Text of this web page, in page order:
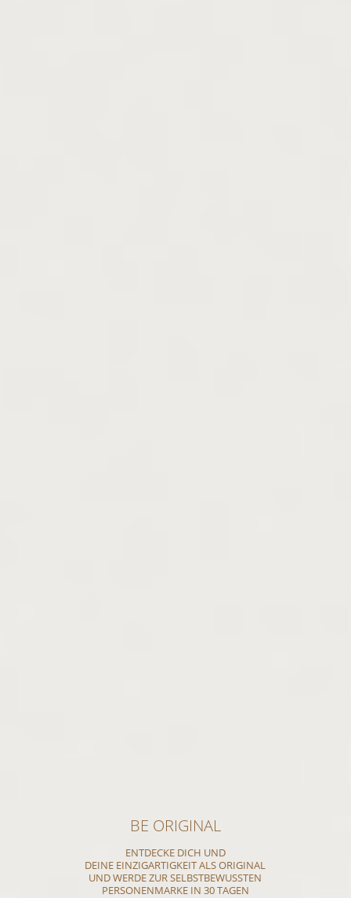
BE ORIGINAL
ENTDECKE DICH UND
DEINE EINZIGARTIGKEIT ALS ORIGINAL
UND WERDE ZUR SELBSTBEWUSSTEN
PERSONENMARKE IN 30 TAGEN